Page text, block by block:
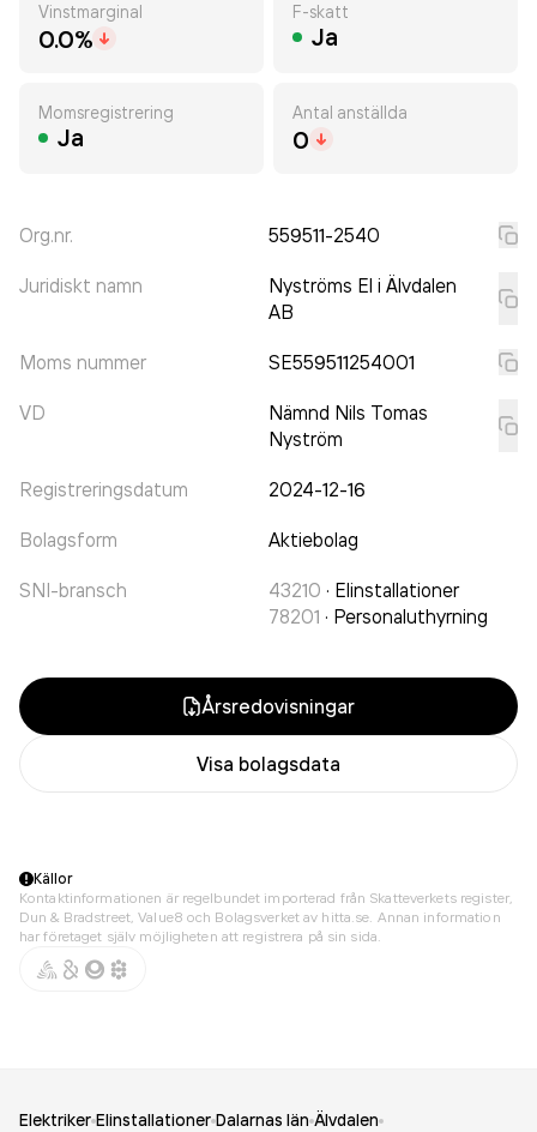
Vinstmarginal
0.0%
F-skatt
Ja
Momsregistrering
Ja
Antal anställda
0
Org.nr. 559511-2540
Juridiskt namn
Nyströms El i Älvdalen
AB
Moms nummer SE559511254001
VD
Nämnd Nils Tomas
Nyström
Registreringsdatum 2024-12-16
Bolagsform Aktiebolag
SNI-bransch 43210 · Elinstallationer
78201 · Personaluthyrning
Årsredovisningar
Visa bolagsdata
Källor
Kontaktinformationen är regelbundet importerad från Skatteverkets register,
Dun & Bradstreet, Value8 och Bolagsverket av hitta.se. Annan information
har företaget själv möjligheten att registrera på sin sida.
Elektriker Elinstallationer Dalarnas län Älvdalen